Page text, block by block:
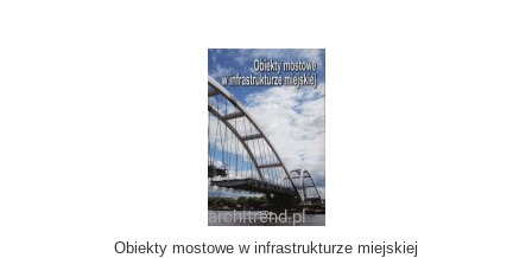
Obiekty mostowe w infrastrukturze miejskiej